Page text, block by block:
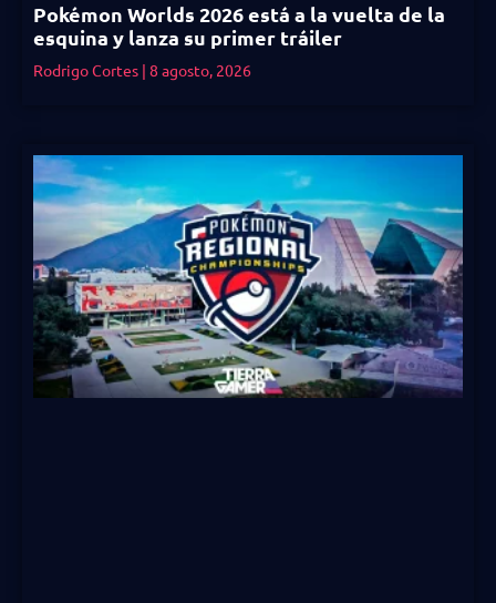
Pokémon Worlds 2026 está a la vuelta de la
esquina y lanza su primer tráiler
Rodrigo Cortes 8 agosto, 2026